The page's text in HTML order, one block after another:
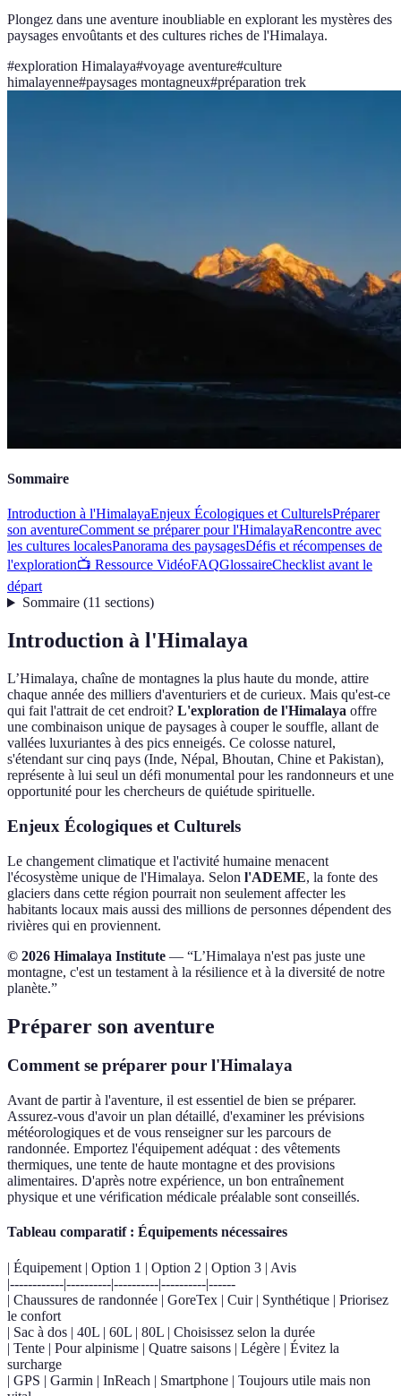
Plongez dans une aventure inoubliable en explorant les mystères des
paysages envoûtants et des cultures riches de l'Himalaya.
#exploration Himalaya#voyage aventure#culture
himalayenne#paysages montagneux#préparation trek
Sommaire
Introduction à l'HimalayaEnjeux Écologiques et CulturelsPréparer
son aventureComment se préparer pour l'HimalayaRencontre avec
les cultures localesPanorama des paysagesDéfis et récompenses de
l'exploration📺 Ressource VidéoFAQGlossaireChecklist avant le
départ
Sommaire(11 sections)
Introduction à l'Himalaya
L’Himalaya, chaîne de montagnes la plus haute du monde, attire
chaque année des milliers d'aventuriers et de curieux. Mais qu'est-ce
qui fait l'attrait de cet endroit? L'exploration de l'Himalaya offre
une combinaison unique de paysages à couper le souffle, allant de
vallées luxuriantes à des pics enneigés. Ce colosse naturel,
s'étendant sur cinq pays (Inde, Népal, Bhoutan, Chine et Pakistan),
représente à lui seul un défi monumental pour les randonneurs et une
opportunité pour les chercheurs de quiétude spirituelle.
Enjeux Écologiques et Culturels
Le changement climatique et l'activité humaine menacent
l'écosystème unique de l'Himalaya. Selon l'ADEME, la fonte des
glaciers dans cette région pourrait non seulement affecter les
habitants locaux mais aussi des millions de personnes dépendent des
rivières qui en proviennent.
© 2026 Himalaya Institute — “L’Himalaya n'est pas juste une
montagne, c'est un testament à la résilience et à la diversité de notre
planète.”
Préparer son aventure
Comment se préparer pour l'Himalaya
Avant de partir à l'aventure, il est essentiel de bien se préparer.
Assurez-vous d'avoir un plan détaillé, d'examiner les prévisions
météorologiques et de vous renseigner sur les parcours de
randonnée. Emportez l'équipement adéquat : des vêtements
thermiques, une tente de haute montagne et des provisions
alimentaires. D'après notre expérience, un bon entraînement
physique et une vérification médicale préalable sont conseillés.
Tableau comparatif : Équipements nécessaires
| Équipement | Option 1 | Option 2 | Option 3 | Avis
|------------|----------|----------|----------|------
| Chaussures de randonnée | GoreTex | Cuir | Synthétique | Priorisez
le confort
| Sac à dos | 40L | 60L | 80L | Choisissez selon la durée
| Tente | Pour alpinisme | Quatre saisons | Légère | Évitez la
surcharge
| GPS | Garmin | InReach | Smartphone | Toujours utile mais non